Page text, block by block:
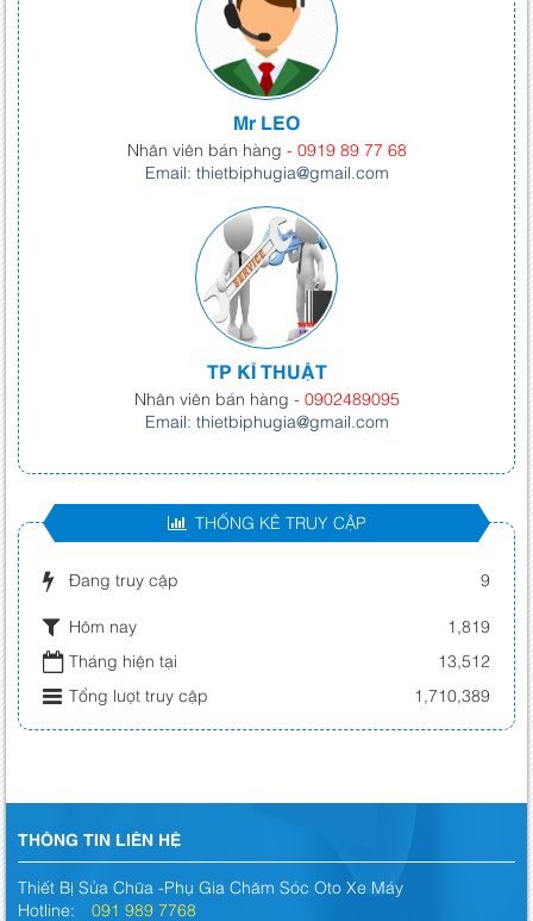
Mr LEO
Nhân viên bán hàng - 0919 89 77 68
Email: thietbiphugia@gmail.com
TP KĨ THUẬT
Nhân viên bán hàng - 0902489095
Email: thietbiphugia@gmail.com
THỐNG KÊ TRUY CẬP
Đang truy cập 9
Hôm nay
1,819
Tháng hiện tại
13,512
Tổng lượt truy cập
1,710,389
THÔNG TIN LIÊN HỆ
Thiết Bị Sửa Chữa -Phụ Gia Chăm Sóc Oto Xe Máy
Hotline: 091 989 7768